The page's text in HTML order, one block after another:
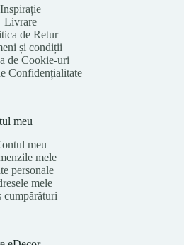
Inspirație
Livrare
de Retur
și condiții
de Cookie-uri
Confidențialitate
meu
meu
mele
personale
mele
cumpărături